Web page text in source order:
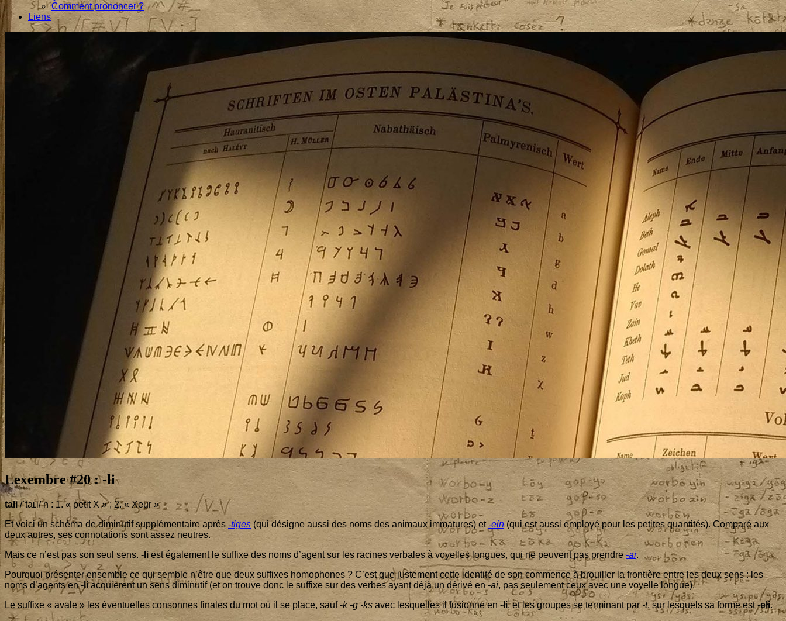
Comment prononcer ?
Liens
Lexembre #20: ‑li
tałi/ˈtaʟi/ n : 1. « petit X » ; 2. « Xeur »
Et voi­ci un sché­ma de dimi­nu­tif sup­plé­men­taire après-tiges (qui désigne aus­si des noms des ani­maux imma­tures) et-ein (qui est aus­si employé pour les petites quan­ti­tés). Com­pa­ré aux
deux autres, ses conno­ta­tions sont assez neutres.
Mais ce n’est pas son seul sens. -li est éga­le­ment le suf­fixe des noms d’agent sur les racines ver­bales à voyelles longues, qui ne peuvent pas prendre-ai.
Pour­quoi pré­sen­ter ensemble ce qui semble n’être que deux suf­fixes homo­phones ? C’est que jus­te­ment cette iden­ti­té de son com­mence à brouiller la fron­tière entre les deux sens : les
noms d’a­gents en-liacquièrent un sens dimi­nu­tif (et on trouve donc le suf­fixe sur des verbes ayant déjà un déri­vé en-ai, pas seule­ment ceux avec une voyelle longue).
Le suf­fixe « avale » les éven­tuelles consonnes finales du mot où il se place, sauf -k ‑g ‑ks avec les­quelles il fusionne en -łi, et les groupes se ter­mi­nant par -t, sur les­quels sa forme est-ełi.